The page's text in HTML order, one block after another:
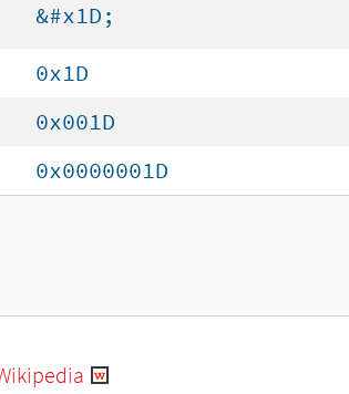
&#x1D;
0x1D
0x001D
0x0000001D